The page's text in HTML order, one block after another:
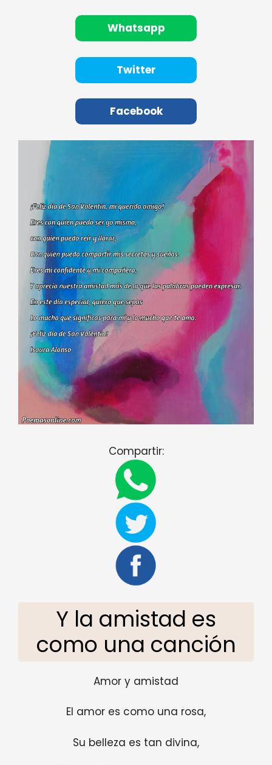
Whatsapp
Twitter
Facebook
Compartir:
Y la amistad es
como una canción
Amor y amistad
El amor es como una rosa,
Su belleza es tan divina,